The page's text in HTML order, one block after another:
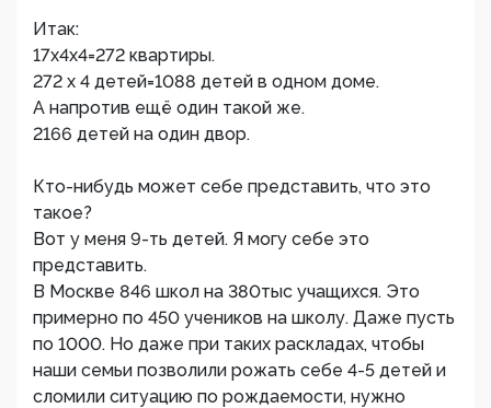
Итак:
17х4х4=272 квартиры.
272 х 4 детей=1088 детей в одном доме.
А напротив ещё один такой же.
2166 детей на один двор.
Кто-нибудь может себе представить, что это
такое?
Вот у меня 9-ть детей. Я могу себе это
представить.
В Москве 846 школ на 380тыс учащихся. Это
примерно по 450 учеников на школу. Даже пусть
по 1000. Но даже при таких раскладах, чтобы
наши семьи позволили рожать себе 4-5 детей и
сломили ситуацию по рождаемости, нужно